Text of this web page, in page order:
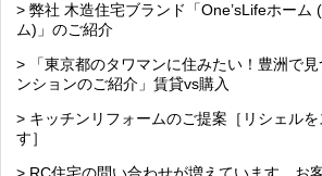
> 弊社 木造住宅ブランド「One’sLifeホーム
ム)」のご紹介
> 「東京都のタワマンに住みたい！豊洲で
ンションのご紹介」賃貸vs購入
> キッチンリフォームのご提案［リシェル
す］